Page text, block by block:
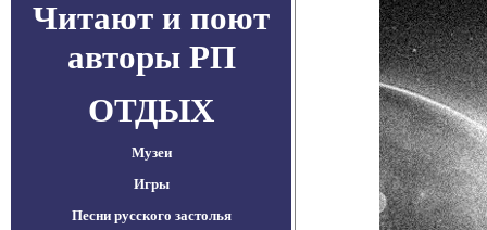
Читают и поют
авторы РП
ОТДЫХ
Музеи
Игры
Песни русского застолья